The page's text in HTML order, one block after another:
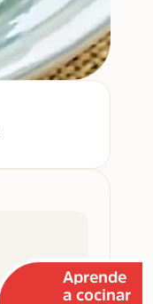
Aprende
a cocinar